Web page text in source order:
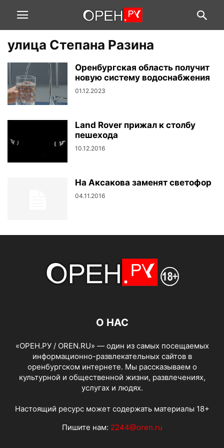
улица Степана Разина
Оренбургская область получит
новую систему водоснабжения
01.12.2023
Land Rover прижал к столбу
пешехода
10.12.2016
На Аксакова заменят светофор
04.11.2016
О НАС
«ОРЕН.РУ / OREN.RU» — один из самых посещаемых
информационно-развлекательных сайтов в
оренбургском интернете. Мы рассказываем о
культурной и общественной жизни, развлечениях,
услугах и людях.
Настоящий ресурс может содержать материалы 18+
Пишите нам: 2244@oren.ru